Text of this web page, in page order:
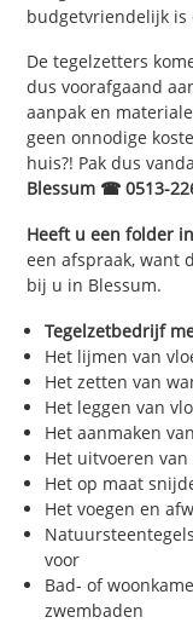
budgetvriendelijk
De tegelzetters
dus voorafgaand
aanpak en
geen onnodige
huis?! Pak dus
Blessum ☎ 0513-
Heeft u een folder
een afspraak, want
bij u in Blessum.
Tegelzetbedrijf
Het lijmen van
Het zetten van
Het leggen van
Het aanmaken
Het uitvoeren
Het op maat
Het voegen en
voor
Bad- of
zwembaden